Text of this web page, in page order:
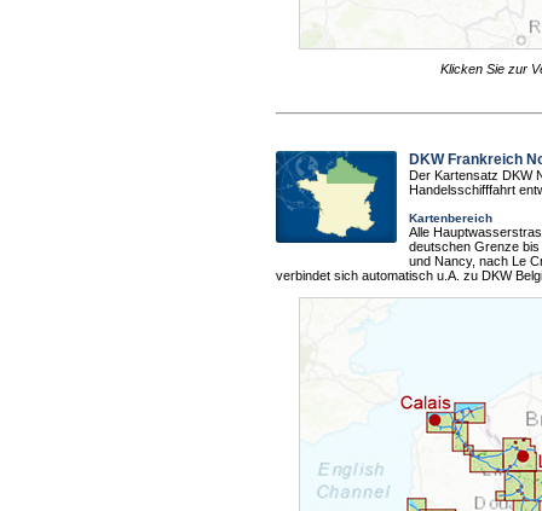
Klicken Sie zur
DKW Frankreich
Der Kartensatz DKW
Handelsschifffahrt
Kartenbereich
Alle
deutschen Grenze bis
und Nancy, nach Le
verbindet sich automatisch u.A. zu DKW